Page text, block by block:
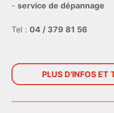
-service de dépannage
Tel : 04 / 379 81 56
PLUS D'INFOS ET